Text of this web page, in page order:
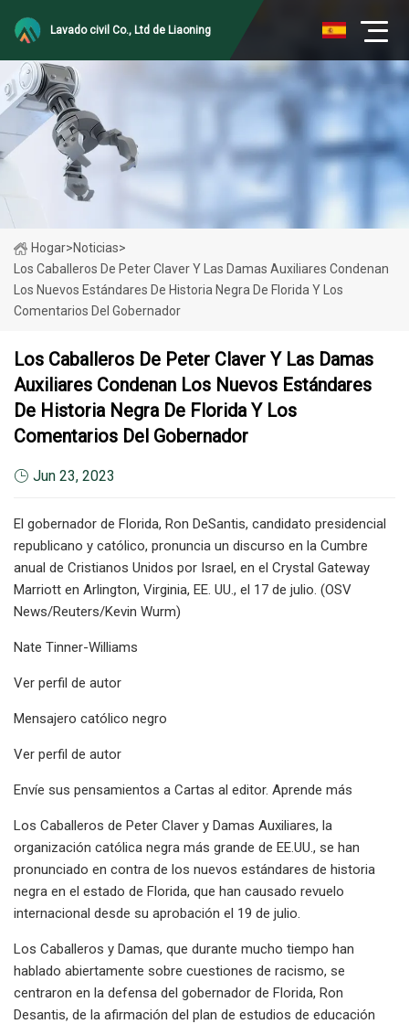
Lavado civil Co., Ltd de Liaoning
Hogar>Noticias>
Los Caballeros De Peter Claver Y Las Damas Auxiliares Condenan
Los Nuevos Estándares De Historia Negra De Florida Y Los
Comentarios Del Gobernador
Los Caballeros De Peter Claver Y Las Damas
Auxiliares Condenan Los Nuevos Estándares
De Historia Negra De Florida Y Los
Comentarios Del Gobernador
Jun 23, 2023
El gobernador de Florida, Ron DeSantis, candidato presidencial
republicano y católico, pronuncia un discurso en la Cumbre
anual de Cristianos Unidos por Israel, en el Crystal Gateway
Marriott en Arlington, Virginia, EE. UU., el 17 de julio. (OSV
News/Reuters/Kevin Wurm)
Nate Tinner-Williams
Ver perfil de autor
Mensajero católico negro
Ver perfil de autor
Envíe sus pensamientos a Cartas al editor. Aprende más
Los Caballeros de Peter Claver y Damas Auxiliares, la
organización católica negra más grande de EE.UU., se han
pronunciado en contra de los nuevos estándares de historia
negra en el estado de Florida, que han causado revuelo
internacional desde su aprobación el 19 de julio.
Los Caballeros y Damas, que durante mucho tiempo han
hablado abiertamente sobre cuestiones de racismo, se
centraron en la defensa del gobernador de Florida, Ron
Desantis, de la afirmación del plan de estudios de educación